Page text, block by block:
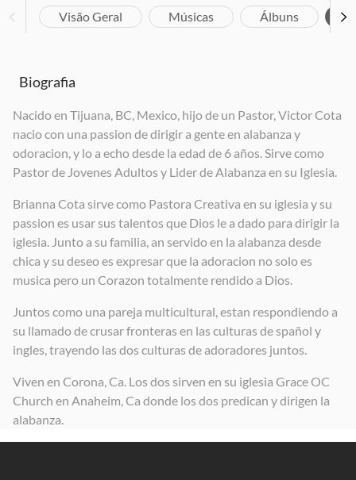
Visão Geral Músicas Álbuns
Biografia
Nacido en Tijuana, BC, Mexico, hijo de un Pastor, Victor Cota
nacio con una passion de dirigir a gente en alabanza y
odoracion, y lo a echo desde la edad de 6 años. Sirve como
Pastor de Jovenes Adultos y Lider de Alabanza en su Iglesia.
Brianna Cota sirve como Pastora Creativa en su iglesia y su
passion es usar sus talentos que Dios le a dado para dirigir la
iglesia. Junto a su familia, an servido en la alabanza desde
chica y su deseo es expresar que la adoracion no solo es
musica pero un Corazon totalmente rendido a Dios.
Juntos como una pareja multicultural, estan respondiendo a
su llamado de crusar fronteras en las culturas de spañol y
ingles, trayendo las dos culturas de adoradores juntos.
Viven en Corona, Ca. Los dos sirven en su iglesia Grace OC
Church en Anaheim, Ca donde los dos predican y dirigen la
alabanza.